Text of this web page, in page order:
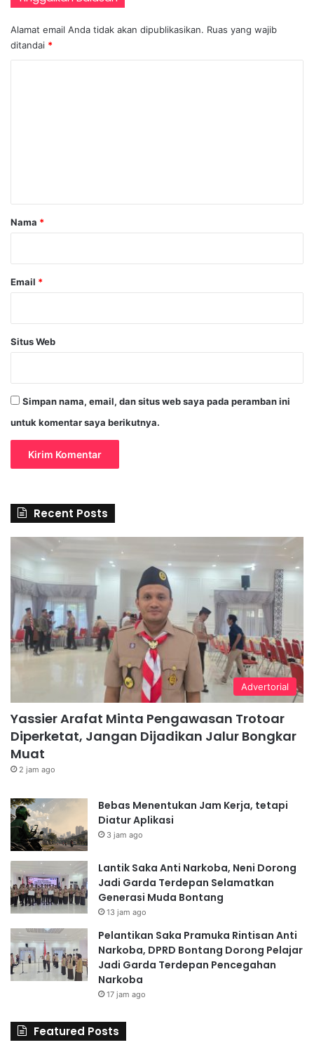
Alamat email Anda tidak akan dipublikasikan. Ruas yang wajib
ditandai *
r
Nama *
Email *
Situs Web
Simpan nama, email, dan situs web saya pada peramban ini
untuk komentar saya berikutnya.
Recent Posts
Advertorial
Yassier Arafat Minta Pengawasan Trotoar
Diperketat, Jangan Dijadikan Jalur Bongkar
Muat
2 jam ago
Bebas Menentukan Jam Kerja, tetapi
Diatur Aplikasi
3 jam ago
Lantik Saka Anti Narkoba, Neni Dorong
Jadi Garda Terdepan Selamatkan
Generasi Muda Bontang
13 jam ago
Pelantikan Saka Pramuka Rintisan Anti
Narkoba, DPRD Bontang Dorong Pelajar
Jadi Garda Terdepan Pencegahan
Narkoba
17 jam ago
Featured Posts